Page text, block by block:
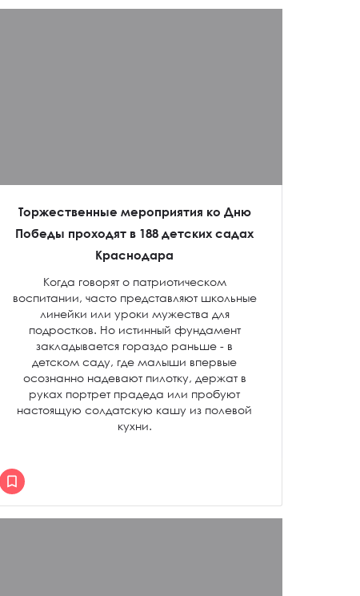
Торжественные мероприятия ко Дню
Победы проходят в 188 детских садах
Краснодара
Когда говорят о патриотическом
воспитании, часто представляют школьные
линейки или уроки мужества для
подростков. Но истинный фундамент
закладывается гораздо раньше - в
детском саду, где малыши впервые
осознанно надевают пилотку, держат в
руках портрет прадеда или пробуют
настоящую солдатскую кашу из полевой
кухни.